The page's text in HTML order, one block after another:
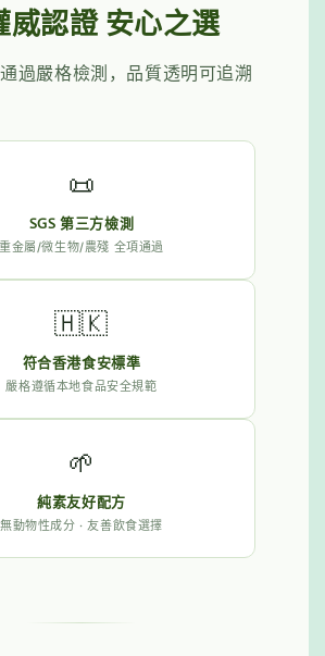
認證 安心之選
過嚴格檢測，品質透明可追溯
📜
SGS 第三方檢測
重金屬/微生物/農殘 全項通過
🇭🇰
符合香港食安標準
嚴格遵循本地食品安全規範
🌱
純素友好配方
無動物性成分 · 友善飲食選擇